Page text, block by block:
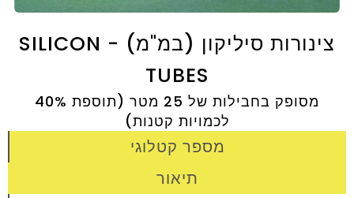
צינורות סיליקון (במ"מ) - SILICON
TUBES
מסופק בחבילות של 25 מטר (תוספת 40%
לכמויות קטנות)
מספר קטלוגי
תיאור